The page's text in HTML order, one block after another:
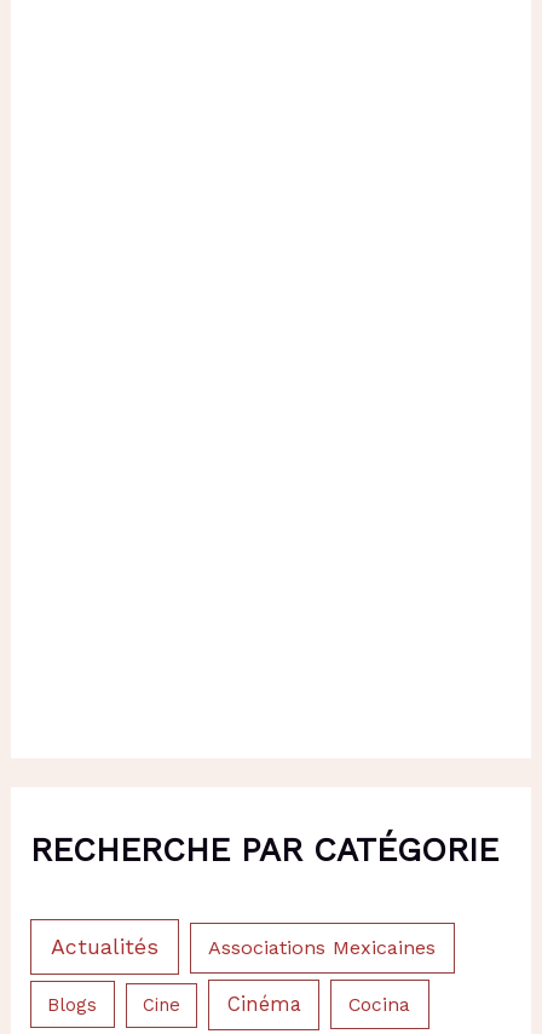
RECHERCHE PAR CATÉGORIE
Actualités Associations Mexicaines
Blogs Cine Cinéma Cocina